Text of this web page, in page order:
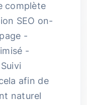
complète
SEO on-
-
-
afin de
naturel